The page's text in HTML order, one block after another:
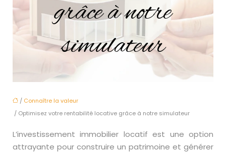
grâce à notre
simulateur
/ Connaître la valeur
/ Optimisez votre rentabilité locative grâce à notre simulateur
L’investissement immobilier locatif est une option
attrayante pour construire un patrimoine et générer